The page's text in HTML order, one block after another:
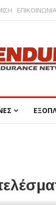
ΕΠΙΚΟΙΝΩΝΙΑ